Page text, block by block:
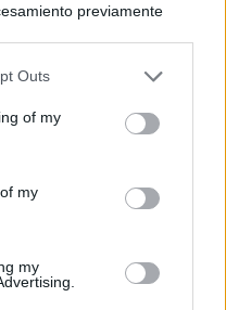
previamente
cuenta que algún
el derecho de
se aplicarán
en este sitio web o
Outs
of my
my
my